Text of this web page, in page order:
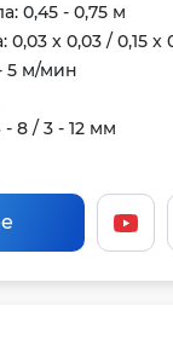
0,45 - 0,75 м
x 0,03 / 0,15 x
5 м/мин
8 / 3 - 12 мм